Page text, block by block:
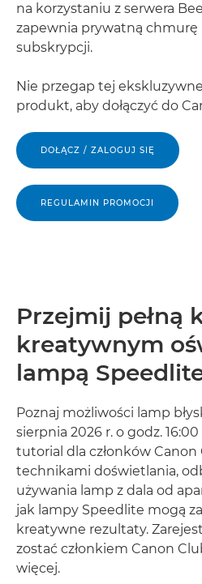
na korzystaniu z serwera
zapewnia prywatną chmurę
subskrypcji.
Nie przegap tej
produkt, aby dołączyć do
DOŁĄCZ / ZALOGUJ SIĘ
REGULAMIN PROMOCJI
Przejmij pełną
kreatywnym
lampą
Poznaj możliwości lamp
sierpnia 2026 r. o godz.
tutorial dla członków Canon
technikami doświetlania,
używania lamp z dala od
jak lampy Speedlite mogą
kreatywne rezultaty.
zostać członkiem Canon
więcej.